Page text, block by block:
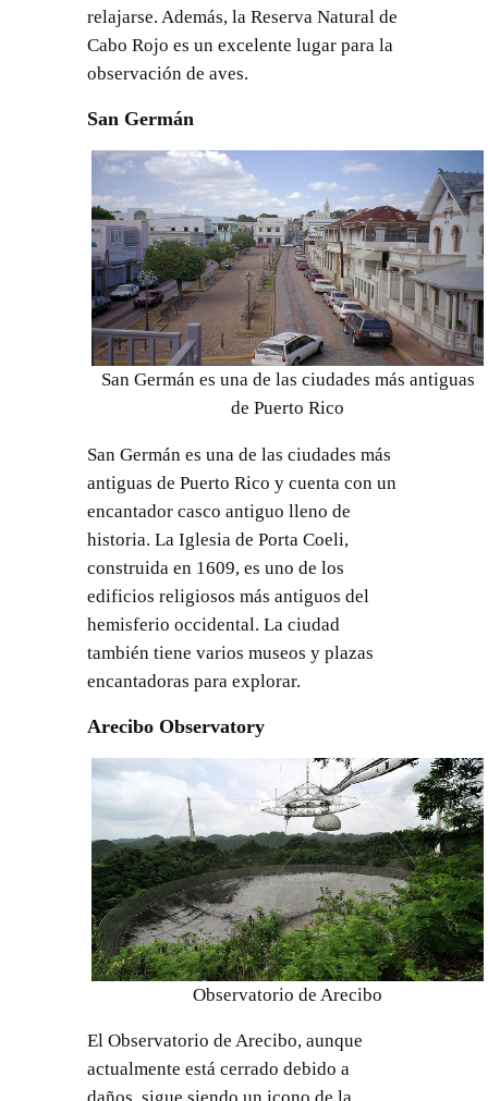
relajarse. Además, la Reserva Natural de
Cabo Rojo es un excelente lugar para la
observación de aves.
San Germán
San Germán es una de las ciudades más antiguas
de Puerto Rico
San Germán es una de las ciudades más
antiguas de Puerto Rico y cuenta con un
encantador casco antiguo lleno de
historia. La Iglesia de Porta Coeli,
construida en 1609, es uno de los
edificios religiosos más antiguos del
hemisferio occidental. La ciudad
también tiene varios museos y plazas
encantadoras para explorar.
Arecibo Observatory
Observatorio de Arecibo
El Observatorio de Arecibo, aunque
actualmente está cerrado debido a